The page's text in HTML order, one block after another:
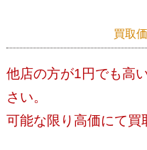
買取
他店の方が1円でも高
さい。
可能な限り高価にて買